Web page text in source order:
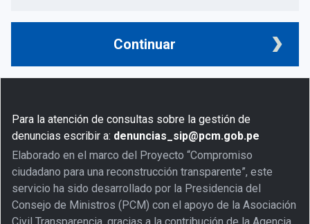
Continuar
Para la atención de consultas sobre la gestión de
denuncias escribir a: denuncias_sip@pcm.gob.pe
Elaborado en el marco del Proyecto “Compromiso
ciudadano para una reconstrucción transparente”, este
servicio ha sido desarrollado por la Presidencia del
Consejo de Ministros (PCM) con el apoyo de la Asociación